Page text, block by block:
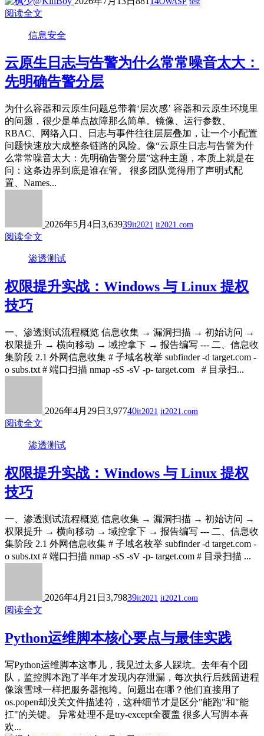
阅读全文
信息安全
云原生日志与告警为什么常常噪音太大：
先明确告警分层
为什么容器和云原生问题总带着‘层次感’ 容器和云原生环境里
的问题，很少是单点故障那么简单。镜像、运行参数、
RBAC、网络入口、日志与事件往往层层叠加，让一个小配置
问题快速放大成整条链路的风险。像“云原生日志与告警为什
么常常噪音太大：先明确告警分层”这种主题，本质上就是在
问：这条边界到底是谁在管。 很多团队觉得用了声明式配
置、Names...
2026年5月4日 3,63939it2021 it2021.com
阅读全文
渗透测试
权限提升实战：Windows 与 Linux 提权
技巧
一、渗透测试流程概览 信息收集 → 漏洞扫描 → 初始访问 →
权限提升 → 横向移动 → 域控拿下 → 报告编写 --- 二、信息收
集阶段 2.1 外网信息收集 # 子域名枚举 subfinder -d target.com -
o subs.txt # 端口扫描 nmap -sS -sV -p- target.com # 目录扫...
2026年4月29日 3,97740it2021 it2021.com
阅读全文
渗透测试
权限提升实战：Windows 与 Linux 提权
技巧
一、渗透测试流程概览 信息收集 → 漏洞扫描 → 初始访问 →
权限提升 → 横向移动 → 域控拿下 → 报告编写 --- 二、信息收
集阶段 2.1 外网信息收集 # 子域名枚举 subfinder -d target.com -
o subs.txt # 端口扫描 nmap -sS -sV -p- target.com # 目录扫描 ...
2026年4月21日 3,79839it2021 it2021.com
阅读全文
Python运维脚本核心要点与最佳实践
写Python运维脚本这事儿，我见过太多人踩坑。去年有个团
队，监控脚本跑了半年才发现内存泄漏，每次执行后残留进程
像滚雪球一样把服务器拖垮。问题出在哪？他们直接用了
os.popen却没关文件描述符，这种细节才是区分"能跑"和"能
扛"的关键。 异常处理不是try-except全覆盖 很多人写脚本喜
欢...